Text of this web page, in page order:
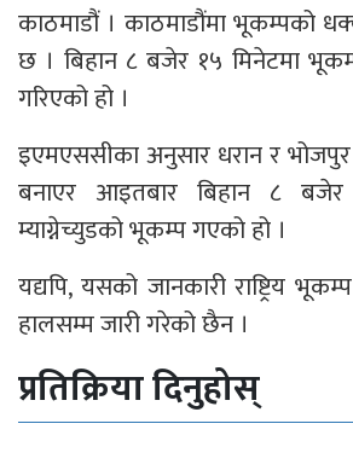
काठमाडौं । काठमाडौंमा भूकम्पको
छ । बिहान ८ बजेर १५ मिनेटमा
गरिएको हो ।
इएमएससीका अनुसार धरान र
बनाएर आइतबार बिहान ८
म्याग्नेच्युडको भूकम्प गएको हो ।
यद्यपि, यसको जानकारी राष्ट्रिय
हालसम्म जारी गरेको छैन ।
प्रतिक्रिया दिनुहोस्